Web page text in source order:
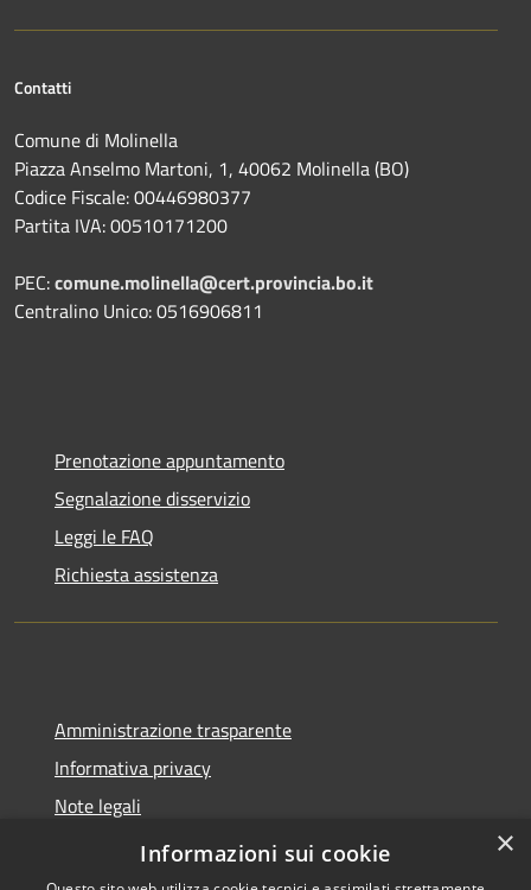
Contatti
Comune di Molinella
Piazza Anselmo Martoni, 1, 40062 Molinella (BO)
Codice Fiscale: 00446980377
Partita IVA: 00510171200
PEC:comune.molinella@cert.provincia.bo.it
Centralino Unico: 0516906811
Prenotazione appuntamento
Segnalazione disservizio
Leggi le FAQ
Richiesta assistenza
Amministrazione trasparente
Informativa privacy
Note legali
Dichiarazione di accessibilità
×
Informazioni sui cookie